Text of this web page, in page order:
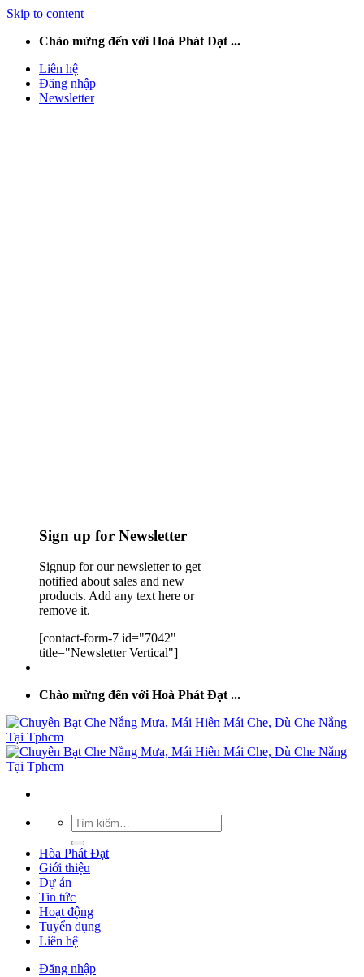
Skip to content
Chào mừng đến với Hoà Phát Đạt ...
Liên hệ
Đăng nhập
Newsletter
Sign up for Newsletter
Signup for our newsletter to get
notified about sales and new
products. Add any text here or
remove it.
[contact-form-7 id="7042"
title="Newsletter Vertical"]
Chào mừng đến với Hoà Phát Đạt ...
Hòa Phát Đạt
Giới thiệu
Dự án
Tin tức
Hoạt động
Tuyển dụng
Liên hệ
Đăng nhập